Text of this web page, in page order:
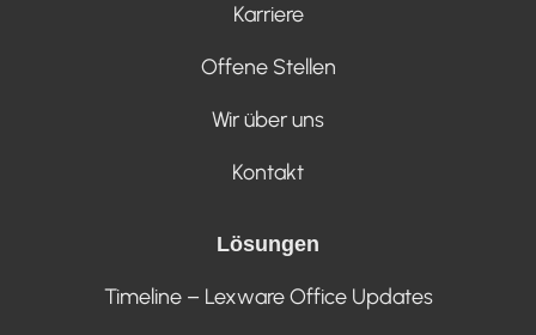
Karriere
Offene Stellen
Wir über uns
Kontakt
Lösungen
Timeline – Lexware Office Updates